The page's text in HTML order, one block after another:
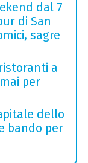
dal 7
di San
sagre
a
per
dello
bando per